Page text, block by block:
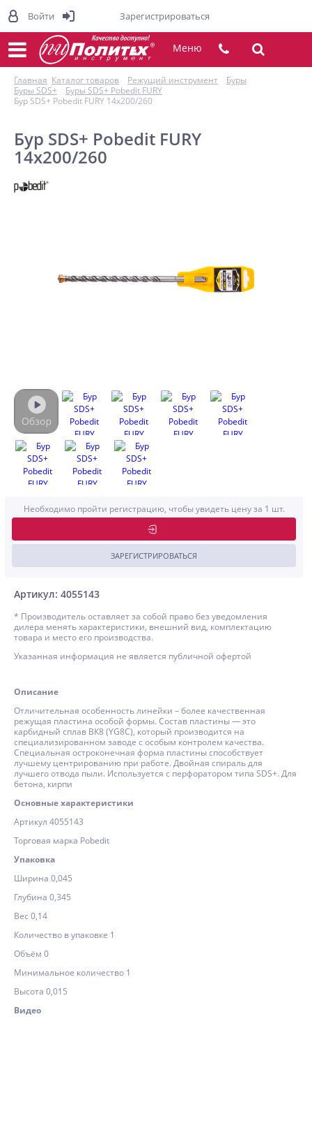
Меню
Главная Каталог товаров Режущий инструмент
Буры
Буры SDS+
Буры SDS+ Pobedit FURY
Бур SDS+ Pobedit FURY 14х200/260
Бур SDS+ Pobedit FURY
14х200/260
Артикул: 4055143
Необходимо пройти регистрацию, чтобы увидеть цену за 1 шт.
ЗАРЕГИСТРИРОВАТЬСЯ
* Производитель оставляет за собой право без уведомления
дилера менять характеристики, внешний вид, комплектацию
товара и место его производства.
Указанная информация не является публичной офертой
Описание
Отличительная особенность линейки – более качественная
режущая пластина особой формы. Состав пластины — это
карбидный сплав ВК8 (YG8C), который производится на
специализированном заводе с особым контролем качества.
Специальная остроконечная форма пластины способствует
лучшему центрированию при работе. Двойная спираль для
лучшего отвода пыли. Используется с перфоратором типа SDS+. Для
бетона, кирпи
Основные характеристики
Артикул 4055143
Торговая марка Pobedit
Упаковка
Ширина 0,045
Глубина 0,345
Вес 0,14
Количество в упаковке 1
Объём 0
Минимальное количество 1
Высота 0,015
Видео
Войти Зарегистрироваться